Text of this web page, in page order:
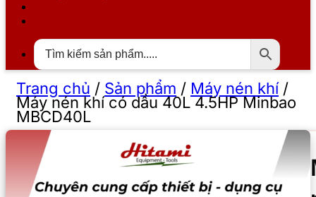
Trang chủ / Sản phẩm / Máy nén khí/
Máy nén khí có dầu 40L 4.5HP Minbao
MBCD40L